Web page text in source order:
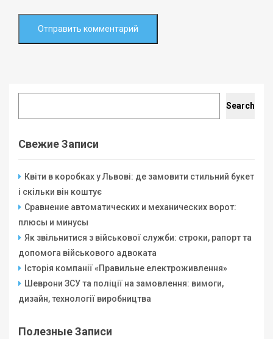
Search
Свежие Записи
Квіти в коробках у Львові: де замовити стильний букет
і скільки він коштує
Сравнение автоматических и механических ворот:
плюсы и минусы
Як звільнитися з військової служби: строки, рапорт та
допомога військового адвоката
Історія компанії «Правильне електроживлення»
Шеврони ЗСУ та поліції на замовлення: вимоги,
дизайн, технології виробництва
Полезные Записи